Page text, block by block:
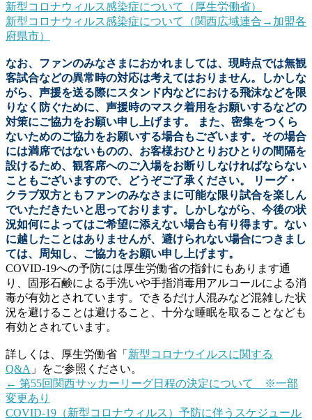
新型コロナウィルス感染症について（厚生労働省）
新型コロナウィルス感染症について（関西広域連合→加盟各
府県市）
なお、ファンのみなさまにおかれましては、現時点では無観
客試合などの異常時の対応は考えてはおりません。しかしな
がら、声援を送る際にスタンド内などにおける飛沫などを限
りなく防ぐために、声援時のマスク着用をお願いするなどの
対策にご協力をお願い申し上げます。
また、密集をつくら
ないためのご協力をお願いする場合もございます。その場合
には満席ではないものの、お客様おひとりおひとりの間隔を
設けるため、観客席へのご入場をお断りしなければならない
こともございますので、どうぞご了承ください。
リーグ・
クラブ双方ともファンのみなさまに可能な限り試合を楽しん
でいただきたいと思っております。しかしながら、今後の状
況如何によってはご希望に添えない場合も有り得ます。ない
に越したことはありませんが、避けられない場合につきまし
ては、周知し、ご協力をお願い申し上げます。
COVID-19への予防には厚生労働省の指針にもあります通
り、固形石鹸による手洗いや手指消毒用アルコールによる消
毒が有効とされています。できるだけ人混みなど混雑した状
況を避けることは避けること、十分な睡眠を取ることなども
有効とされています。
詳しくは、厚生労働省「 新型コロナウイルスに関する
Q&A 」をご参照ください。
← 第55回関西サッカーリーグ日程の決定について ※一部
変更あり
COVID-19（新型コロナウィルス）予防に伴うスケジュール